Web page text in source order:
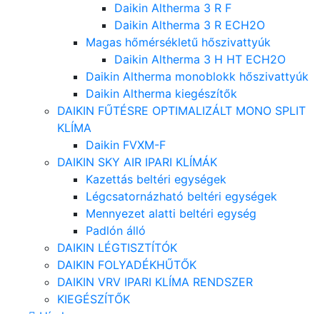
Daikin Altherma 3 R F
Daikin Altherma 3 R ECH2O
Magas hőmérsékletű hőszivattyúk
Daikin Altherma 3 H HT ECH2O
Daikin Altherma monoblokk hőszivattyúk
Daikin Altherma kiegészítők
DAIKIN FŰTÉSRE OPTIMALIZÁLT MONO SPLIT
KLÍMA
Daikin FVXM-F
DAIKIN SKY AIR IPARI KLÍMÁK
Kazettás beltéri egységek
Légcsatornázható beltéri egységek
Mennyezet alatti beltéri egység
Padlón álló
DAIKIN LÉGTISZTÍTÓK
DAIKIN FOLYADÉKHŰTŐK
DAIKIN VRV IPARI KLÍMA RENDSZER
KIEGÉSZÍTŐK